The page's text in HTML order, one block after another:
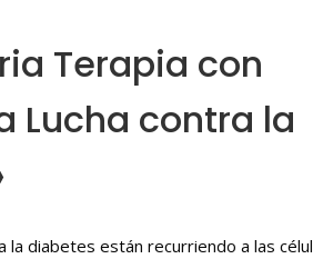
Terapia con
Lucha contra la
diabetes están recurriendo a las